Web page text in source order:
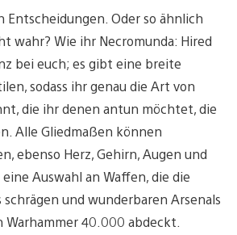
Oder so ähnlich
wahr? Wie ihr Necromunda: Hired
bei euch; es gibt eine breite
sodass ihr genau die Art von
die ihr denen antun möchtet, die
Alle Gliedmaßen können
ebenso Herz, Gehirn, Augen und
Auswahl an Waffen, die die
und wunderbaren Arsenals
Warhammer 40.000 abdeckt.